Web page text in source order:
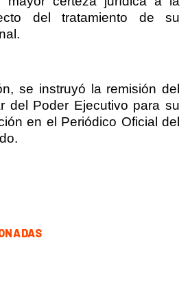
del tratamiento de su
se instruyó la remisión del
del Poder Ejecutivo para su
en el Periódico Oficial del